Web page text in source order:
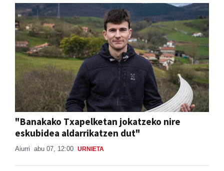
"Banakako Txapelketan jokatzeko nire
eskubidea aldarrikatzen dut"
Aiurri abu 07, 12:00 URNIETA